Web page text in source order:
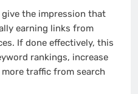
the impression that
earning links from
If done effectively, this
rankings, increase
traffic from search